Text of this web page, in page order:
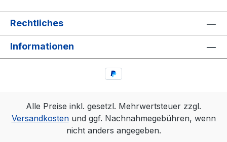
Rechtliches
Informationen
Alle Preise inkl. gesetzl. Mehrwertsteuer zzgl.
Versandkostenund ggf. Nachnahmegebühren, wenn
nicht anders angegeben.